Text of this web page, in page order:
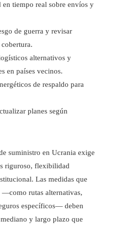
tiempo real sobre envíos y
de guerra y revisar
alternativos y
en países vecinos.
de respaldo para
planes según
suministro en Ucrania exige
riguroso, flexibilidad
Las medidas que
rutas alternativas,
específicos— deben
y largo plazo que